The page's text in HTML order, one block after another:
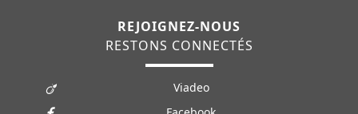
REJOIGNEZ-NOUS
RESTONS CONNECTÉS
Viadeo